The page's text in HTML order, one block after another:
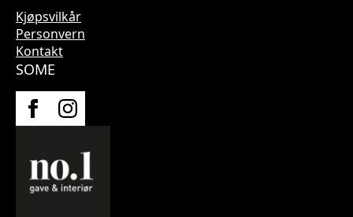
Kjøpsvilkår
Personvern
Kontakt
SOME